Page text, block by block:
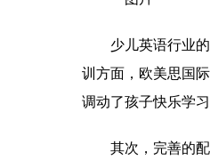
少儿英语行业
训方面，欧美思国
调动了孩子快乐学
其次，完善的